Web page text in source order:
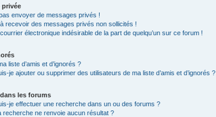
privée
envoyer de messages privés !
recevoir des messages privés non sollicités !
électronique indésirable de la part de quelqu’un sur ce forum !
liste d’amis et d’ignorés ?
je ajouter ou supprimer des utilisateurs de ma liste d’amis et d’ignorés ?
les forums
je effectuer une recherche dans un ou des forums ?
recherche ne renvoie aucun résultat ?